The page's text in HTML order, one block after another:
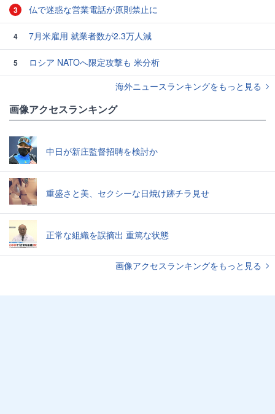
3 仏で迷惑な営業電話が原則禁止に
4 7月米雇用 就業者数が2.3万人減
5
ロシア NATOへ限定攻撃も 米分析
海外ニュースランキングをもっと見る
画像アクセスランキング
中日が新庄監督招聘を検討か
重盛さと美、セクシーな日焼け跡チラ見せ
正常な組織を誤摘出 重篤な状態
画像アクセスランキングをもっと見る